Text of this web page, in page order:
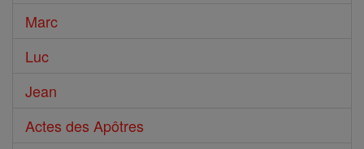
Marc
Luc
Jean
Actes des Apôtres